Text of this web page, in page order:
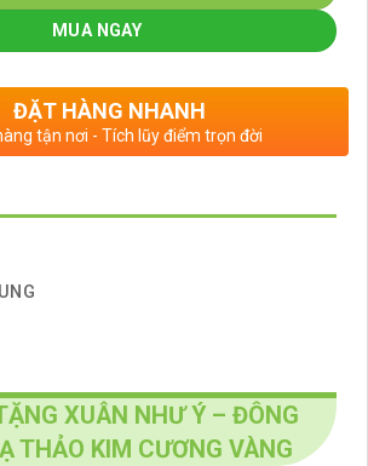
MUA NGAY
ĐẶT HÀNG NHANH
tận nơi - Tích lũy điểm trọn đời
XUÂN NHƯ Ý – ĐÔNG
THẢO KIM CƯƠNG VÀNG